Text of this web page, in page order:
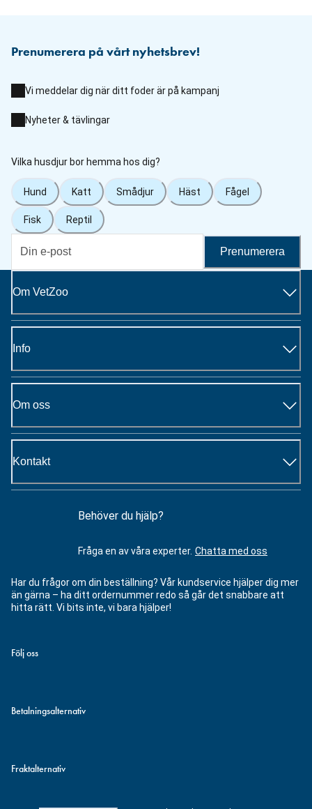
Prenumerera på vårt nyhetsbrev!
Vi meddelar dig när ditt foder är på kampanj
Nyheter & tävlingar
Vilka husdjur bor hemma hos dig?
Hund Katt Smådjur Häst Fågel
Fisk Reptil
Prenumerera
Om VetZoo
Info
Om oss
Kontakt
Behöver du hjälp?
Fråga en av våra experter. Chatta med oss
Har du frågor om din beställning? Vår kundservice hjälper dig mer
än gärna – ha ditt ordernummer redo så går det snabbare att
hitta rätt. Vi bits inte, vi bara hjälper!
Följ oss
Betalningsalternativ
Fraktalternativ